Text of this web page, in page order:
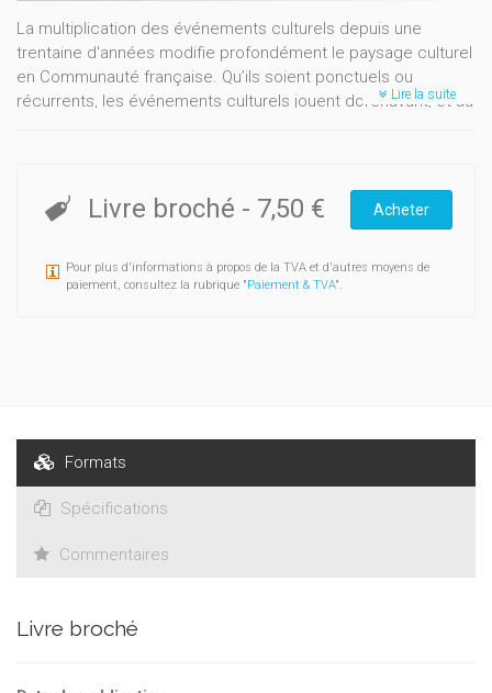
La multiplication des événements culturels depuis une
trentaine d'années modifie profondément le paysage culturel
en Communauté française. Qu’ils soient ponctuels ou
récurrents, les événements culturels jouent dorénavant, et au
festivalisation ? Qui participe à leur organisation ?
partie livre une analyse théorique puis historique de
l’événementiel culturel, avant de dresser un panorama original
partenaires (sponsors, médias, associations, sous-traitants
spécialisés) qui, chacun pour ses propres raisons
(intellectuelles, politiques, économiques…), trouvent un
intérêt à l’existence et à la tenue d’événements culturels.
Lire la suite
Livre broché - 7,50 € Acheter
Pour plus d'informations à propos de la TVA et d'autres moyens de
paiement, consultez la rubrique "Paiement & TVA".
Formats
Spécifications
Commentaires
Livre broché